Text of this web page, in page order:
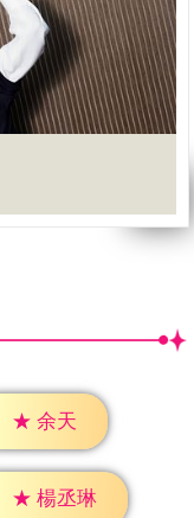
★ 余天
★ 楊丞琳